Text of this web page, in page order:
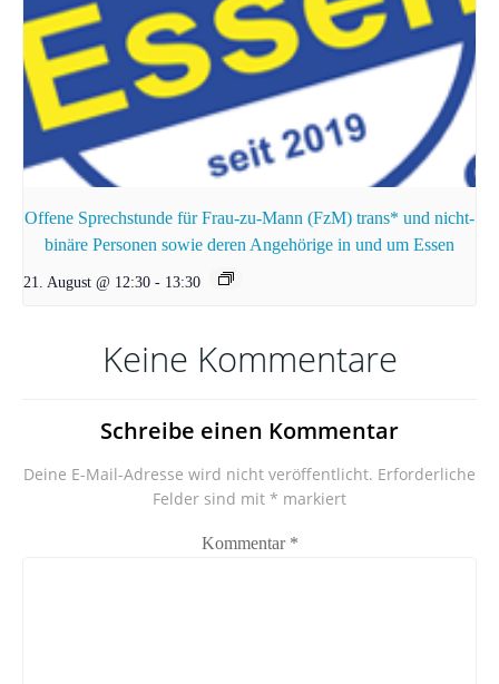
Offene Sprechstunde für Frau-zu-Mann (FzM) trans* und nicht-
binäre Personen sowie deren Angehörige in und um Essen
21. August @ 12:30 - 13:30
Keine Kommentare
Schreibe einen Kommentar
Deine E-Mail-Adresse wird nicht veröffentlicht. Erforderliche
Felder sind mit * markiert
Kommentar *